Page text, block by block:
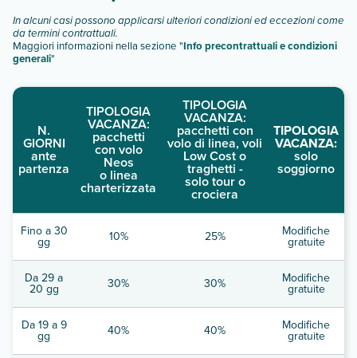
In alcuni casi possono applicarsi ulteriori condizioni ed eccezioni come
da termini contrattuali.
Maggiori informazioni nella sezione "Info precontrattuali e condizioni
generali"
N.
GIORNI
ante
partenza
TIPOLOGIA
VACANZA:
pacchetti
con volo
Neos
o linea
charterizzata
TIPOLOGIA
VACANZA:
pacchetti con
volo di linea, voli
Low Cost o
traghetti -
solo tour o
crociera
TIPOLOGIA
VACANZA:
solo
soggiorno
Fino a 30
gg 10% 25% Modifiche
gratuite
Da 29 a
20 gg 30% 30% Modifiche
gratuite
Da 19 a 9
gg 40% 40% Modifiche
gratuite